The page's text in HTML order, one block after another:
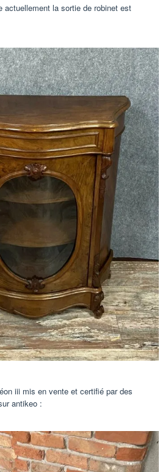
actuellement la sortie de robinet est
iii mis en vente et certifié par des
antikeo :